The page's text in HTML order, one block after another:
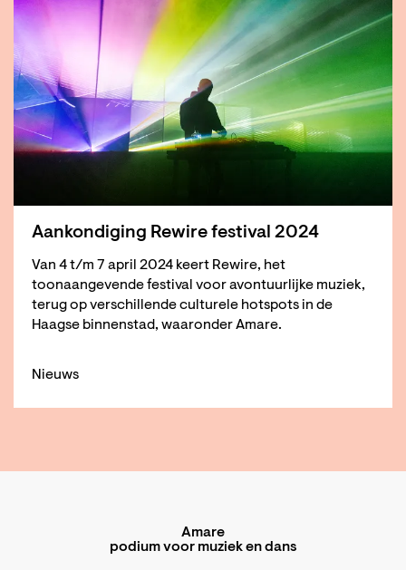
Aankondiging Rewire festival 2024
Van 4 t/m 7 april 2024 keert Rewire, het
toonaangevende festival voor avontuurlijke muziek,
terug op verschillende culturele hotspots in de
Haagse binnenstad, waaronder Amare.
Nieuws
Amare
podium voor muziek en dans